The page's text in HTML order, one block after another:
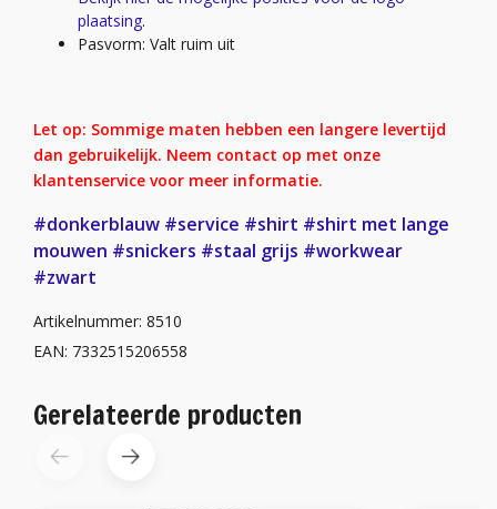
plaatsing.
Pasvorm: Valt ruim uit
Let op: Sommige maten hebben een langere levertijd
dan gebruikelijk. Neem contact op met onze
klantenservice voor meer informatie.
#donkerblauw #service #shirt #shirt met lange
mouwen #snickers #staal grijs #workwear
#zwart
Artikelnummer: 8510
EAN: 7332515206558
Gerelateerde producten